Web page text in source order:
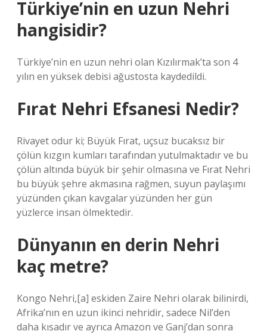
Türkiye’nin en uzun Nehri
hangisidir?
Türkiye’nin en uzun nehri olan Kızılırmak’ta son 4
yılın en yüksek debisi ağustosta kaydedildi.
Fırat Nehri Efsanesi Nedir?
Rivayet odur ki; Büyük Fırat, uçsuz bucaksız bir
çölün kızgın kumları tarafından yutulmaktadır ve bu
çölün altında büyük bir şehir olmasına ve Fırat Nehri
bu büyük şehre akmasına rağmen, suyun paylaşımı
yüzünden çıkan kavgalar yüzünden her gün
yüzlerce insan ölmektedir.
Dünyanın en derin Nehri
kaç metre?
Kongo Nehri,[a] eskiden Zaire Nehri olarak bilinirdi,
Afrika’nın en uzun ikinci nehridir, sadece Nil’den
daha kısadır ve ayrıca Amazon ve Ganj’dan sonra